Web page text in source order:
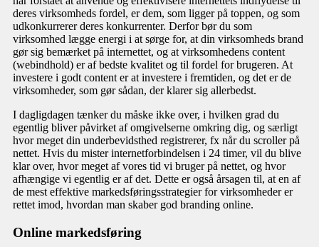
deres virksomheds fordel, er dem, som ligger på toppen, og som
udkonkurrerer deres konkurrenter. Derfor bør du som
virksomhed lægge energi i at sørge for, at din virksomheds brand
gør sig bemærket på internettet, og at virksomhedens content
(webindhold) er af bedste kvalitet og til fordel for brugeren. At
investere i godt content er at investere i fremtiden, og det er de
virksomheder, som gør sådan, der klarer sig allerbedst.
I dagligdagen tænker du måske ikke over, i hvilken grad du
egentlig bliver påvirket af omgivelserne omkring dig, og særligt
hvor meget din underbevidsthed registrerer, fx når du scroller på
nettet. Hvis du mister internetforbindelsen i 24 timer, vil du blive
klar over, hvor meget af vores tid vi bruger på nettet, og hvor
afhængige vi egentlig er af det. Dette er også årsagen til, at en af
de mest effektive markedsføringsstrategier for virksomheder er
rettet imod, hvordan man skaber god branding online.
Online markedsføring